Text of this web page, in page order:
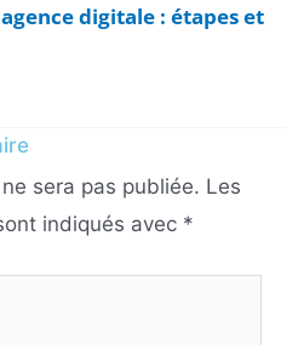
digitale : étapes et
sera pas publiée. Les
indiqués avec *